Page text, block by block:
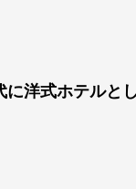
洋式ホテルと